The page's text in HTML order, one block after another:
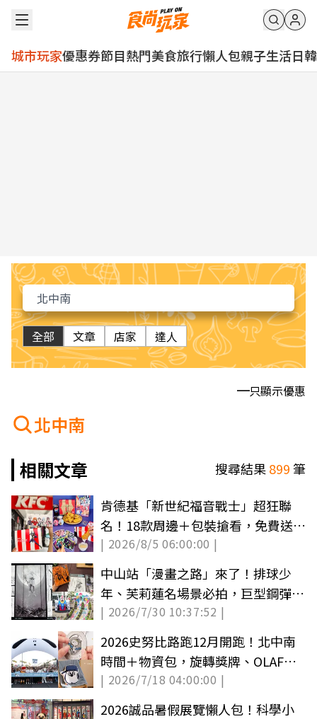
城市玩家優惠券節目熱門美食旅行懶人包親子生活日韓
全部 文章 店家 達人
只顯示優惠
北中南
相關文章
搜尋結果899筆
肯德基「新世紀福音戰士」超狂聯
名！18款周邊＋包裝搶看，免費送無
骨雞腿霸
| 2026/8/5 06:00:00 |
中山站「漫畫之路」來了！排球少
年、芙莉蓮名場景必拍，巨型鋼彈登
陸信義區
| 2026/7/30 10:37:52 |
2026史努比路跑12月開跑！北中南
時間＋物資包，旋轉獎牌、OLAF抱
枕毯必收
| 2026/7/18 04:00:00 |
2026誠品暑假展覽懶人包！科學小